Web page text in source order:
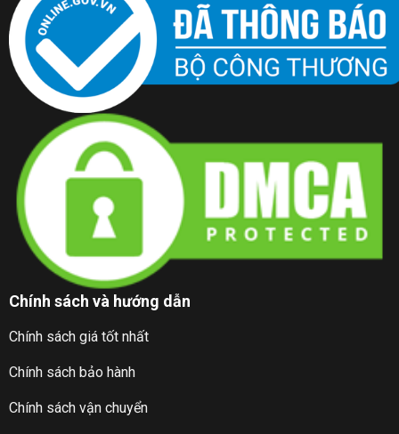
Chính sách và hướng dẫn
Chính sách giá tốt nhất
Chính sách bảo hành
Chính sách vận chuyển